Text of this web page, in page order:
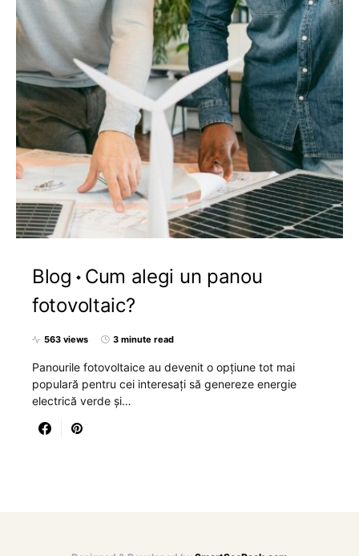
Blog
Cum alegi un panou
fotovoltaic?
563 views 3 minute read
Panourile fotovoltaice au devenit o opțiune tot mai
populară pentru cei interesați să genereze energie
electrică verde și…